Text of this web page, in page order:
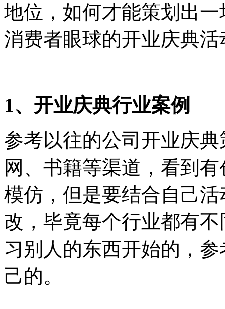
地位，如何才能策划出
消费者眼球的开业庆典活
1、开业庆典行业案例
参考以往的公司开业庆
网、书籍等渠道，看到
模仿，但是要结合自己
改，毕竟每个行业都有
习别人的东西开始的，
己的。